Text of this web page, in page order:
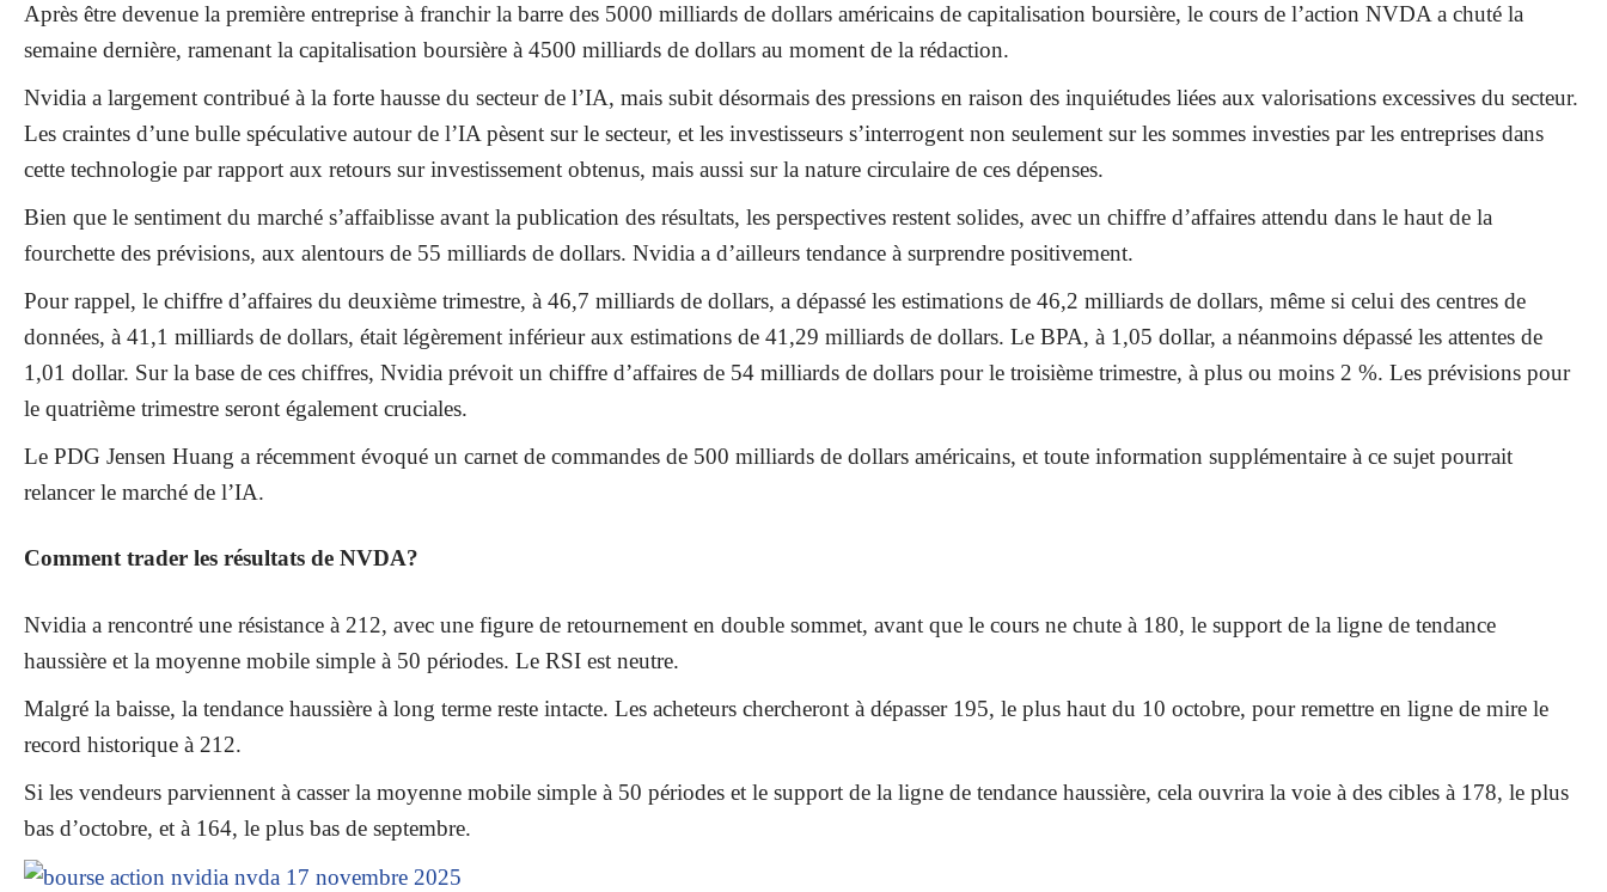
Après être devenue la première entreprise à franchir la barre des 5000 milliards de dollars américains de capitalisation boursière, le cours de l’action NVDA a chuté la
semaine dernière, ramenant la capitalisation boursière à 4500 milliards de dollars au moment de la rédaction.
Nvidia a largement contribué à la forte hausse du secteur de l’IA, mais subit désormais des pressions en raison des inquiétudes liées aux valorisations excessives du secteur.
Les craintes d’une bulle spéculative autour de l’IA pèsent sur le secteur, et les investisseurs s’interrogent non seulement sur les sommes investies par les entreprises dans
cette technologie par rapport aux retours sur investissement obtenus, mais aussi sur la nature circulaire de ces dépenses.
Bien que le sentiment du marché s’affaiblisse avant la publication des résultats, les perspectives restent solides, avec un chiffre d’affaires attendu dans le haut de la
fourchette des prévisions, aux alentours de 55 milliards de dollars. Nvidia a d’ailleurs tendance à surprendre positivement.
Pour rappel, le chiffre d’affaires du deuxième trimestre, à 46,7 milliards de dollars, a dépassé les estimations de 46,2 milliards de dollars, même si celui des centres de
données, à 41,1 milliards de dollars, était légèrement inférieur aux estimations de 41,29 milliards de dollars. Le BPA, à 1,05 dollar, a néanmoins dépassé les attentes de
1,01 dollar. Sur la base de ces chiffres, Nvidia prévoit un chiffre d’affaires de 54 milliards de dollars pour le troisième trimestre, à plus ou moins 2 %. Les prévisions pour
le quatrième trimestre seront également cruciales.
Le PDG Jensen Huang a récemment évoqué un carnet de commandes de 500 milliards de dollars américains, et toute information supplémentaire à ce sujet pourrait
relancer le marché de l’IA.
Comment trader les résultats de NVDA?
Nvidia a rencontré une résistance à 212, avec une figure de retournement en double sommet, avant que le cours ne chute à 180, le support de la ligne de tendance
haussière et la moyenne mobile simple à 50 périodes. Le RSI est neutre.
Malgré la baisse, la tendance haussière à long terme reste intacte. Les acheteurs chercheront à dépasser 195, le plus haut du 10 octobre, pour remettre en ligne de mire le
record historique à 212.
Si les vendeurs parviennent à casser la moyenne mobile simple à 50 périodes et le support de la ligne de tendance haussière, cela ouvrira la voie à des cibles à 178, le plus
bas d’octobre, et à 164, le plus bas de septembre.